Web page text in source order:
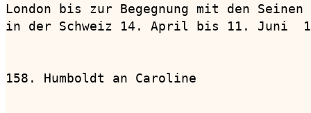
London bis zur Begegnung mit den Seinen
in der Schweiz 14. April bis 11. Juni
158. Humboldt an Caroline